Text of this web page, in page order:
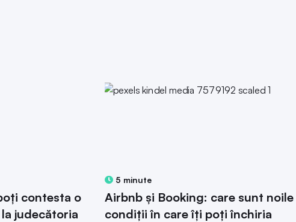
contesta o
judecătoria
5 minute
Airbnb și Booking: care sunt noile
condiții în care îți poți închiria